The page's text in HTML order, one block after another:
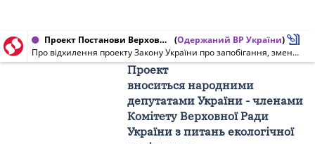
Проект Постанови Верховної Ради України від 09.07.2021 № 4167-2/П (Одержаний ВР України)
Про відхилення проекту Закону України про запобігання, зменшення та контроль забруднення, що виникає в результаті промислової діяльності